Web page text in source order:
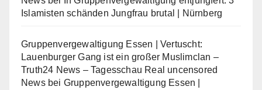
Islamisten schänden Jungfrau brutal | Nürnberg
Gruppenvergewaltigung Essen | Vertuscht:
Lauenburger Gang ist ein großer Muslimclan –
Truth24 News – Tagesschau Real uncensored
Newsbei Gruppenvergewaltigung Essen |